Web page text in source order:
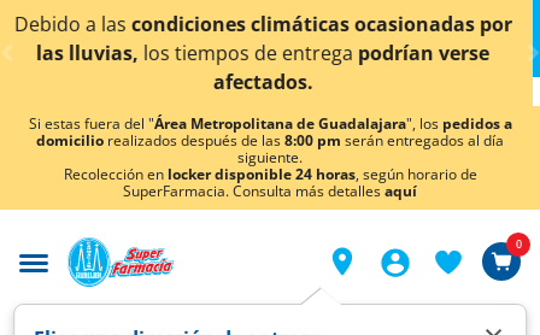
< div class="carousel-inner">
por
¡Ahora también en Aguascalientes!Daclic aquí
conocer detalles.
Si estas fuera del "Área Metropolitana de Guadalajara", los pedidos a
domicilio realizados después de las8:00 pm serán entregados al día
siguiente.
Recolección en locker disponible 24 horas, según horario de
SuperFarmacia. Consulta más detallesaquí
0